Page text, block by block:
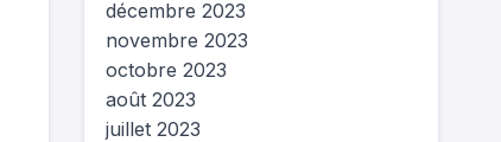
décembre 2023
novembre 2023
octobre 2023
août 2023
juillet 2023